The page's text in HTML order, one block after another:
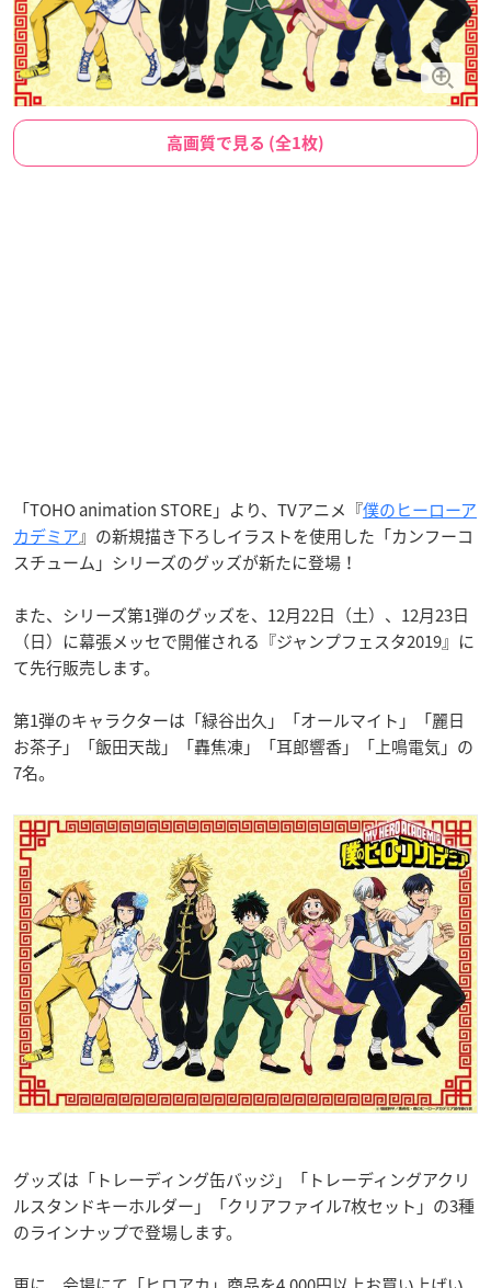
高画質で見る (全1枚)
「TOHO animation STORE」より、TVアニメ『僕のヒーローア
カデミア』の新規描き下ろしイラストを使用した「カンフーコ
スチューム」シリーズのグッズが新たに登場！
また、シリーズ第1弾のグッズを、12月22日（土）、12月23日
（日）に幕張メッセで開催される『ジャンプフェスタ2019』に
て先行販売します。
第1弾のキャラクターは「緑谷出久」「オールマイト」「麗日
お茶子」「飯田天哉」「轟焦凍」「耳郎響香」「上鳴電気」の
7名。
グッズは「トレーディング缶バッジ」「トレーディングアクリ
ルスタンドキーホルダー」「クリアファイル7枚セット」の3種
のラインナップで登場します。